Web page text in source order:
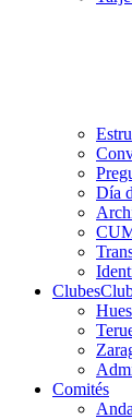
Día
Clubes
Comités